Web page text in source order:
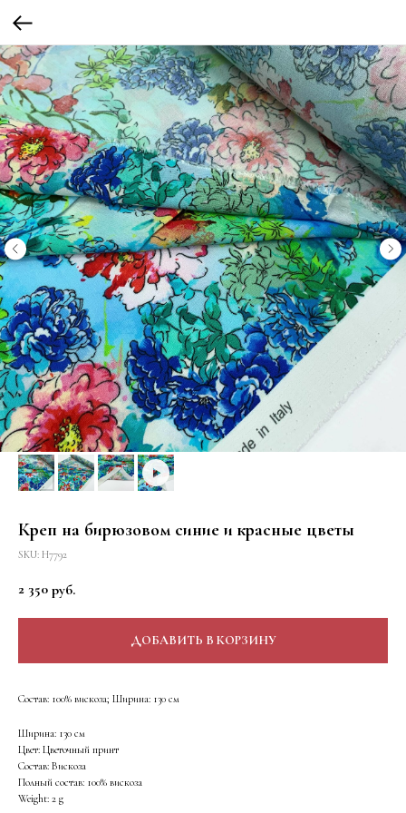
Креп на бирюзовом синие и красные цветы
SKU: Н7792
2 350 руб.
ДОБАВИТЬ В КОРЗИНУ
Состав: 100% вискоза; Ширина: 130 см
Ширина: 130 см
Цвет: Цветочный принт
Состав: Вискоза
Полный состав: 100% вискоза
Weight: 2 g